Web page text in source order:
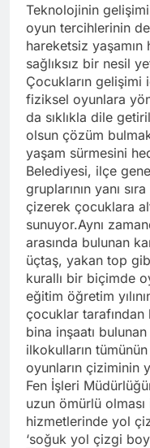
Teknolojinin
oyun tercihlerinin
hareketsiz yaşamın
sağlıksız bir nesil
Çocukların gelişimi
fiziksel oyunlara
da sıklıkla dile
olsun çözüm
yaşam sürmesini
Belediyesi, ilçe
gruplarının yanı
çizerek çocuklara
sunuyor.Aynı
arasında bulunan
üçtaş, yakan top
kurallı bir biçimde
eğitim öğretim
çocuklar tarafından
bina inşaatı
ilkokulların
oyunların çiziminin
Fen İşleri
uzun ömürlü
hizmetlerinde yol
‘soğuk yol çizgi